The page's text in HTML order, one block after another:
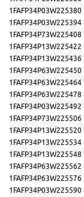
1FAFP34P03W225380
1FAFP34P03W225394
1FAFP34P73W225408
1FAFP34P13W225422
1FAFP34P13W225436
1FAFP34P63W225450
1FAFP34P63W225464
1FAFP34P63W225478
1FAFP34P03W225492
1FAFP34P73W225506
1FAFP34P13W225520
1FAFP34P13W225534
1FAFP34P13W225548
1FAFP34P63W225562
1FAFP34P63W225576
1FAFP34P03W225590